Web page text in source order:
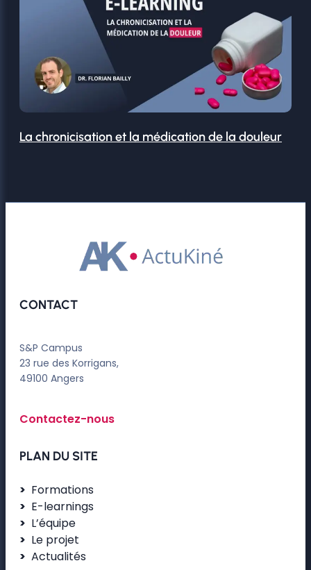
La chronicisation et la médication de la douleur
CONTACT
S&P Campus
23 rue des Korrigans,
49100 Angers
Contactez-nous
PLAN DU SITE
Formations
E-learnings
L’équipe
Le projet
Actualités